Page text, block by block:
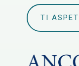
TI